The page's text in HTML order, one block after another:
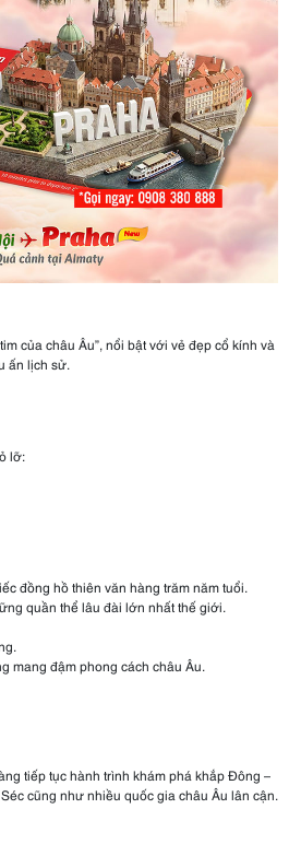
của châu Âu”, nổi bật với vẻ đẹp cổ kính và
ấn lịch sử.
lỡ:
đồng hồ thiên văn hàng trăm năm tuổi.
quần thể lâu đài lớn nhất thế giới.
mang đậm phong cách châu Âu.
tiếp tục hành trình khám phá khắp Đông –
cũng như nhiều quốc gia châu Âu lân cận.